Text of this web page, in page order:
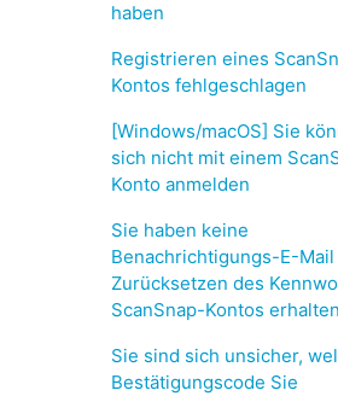
haben
Registrieren eines
Kontos fehlgeschlagen
[Windows/macOS] Sie
sich nicht mit einem
Konto anmelden
Sie haben keine
Benachrichtigungs-E-Mail
Zurücksetzen des
ScanSnap-Kontos erhalten
Sie sind sich unsicher,
Bestätigungscode Sie